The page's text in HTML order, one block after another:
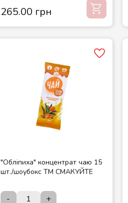
265.00 грн
"Обліпиха" концентрат чаю 15
шт./шоубокс ТМ СМАКУЙТЕ
- +